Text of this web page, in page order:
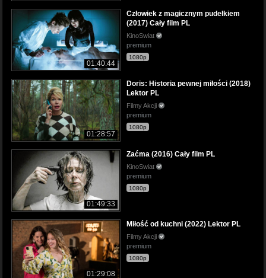
01:40:44
Człowiek z magicznym pudełkiem
(2017) Cały film PL
KinoSwiat
premium
1080p
01:28:57
Doris: Historia pewnej miłości (2018)
Lektor PL
Filmy Akcji
premium
1080p
01:49:33
Zaćma (2016) Cały film PL
KinoSwiat
premium
1080p
01:29:08
Miłość od kuchni (2022) Lektor PL
Filmy Akcji
premium
1080p